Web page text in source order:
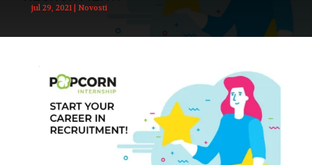
jul 29, 2021| Novosti